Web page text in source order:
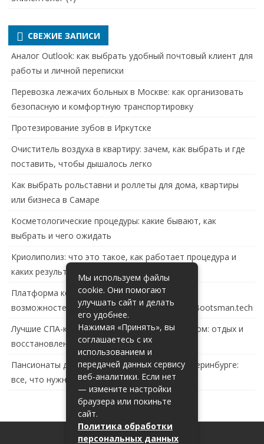
СВЕЖИЕ ЗАПИСИ
Аналог Outlook: как выбрать удобный почтовый клиент для
работы и личной переписки
Перевозка лежачих больных в Москве: как организовать
безопасную и комфортную транспортировку
Протезирование зубов в Иркутске
Очиститель воздуха в квартиру: зачем, как выбрать и где
поставить, чтобы дышалось легко
Как выбрать рольставни и роллеты для дома, квартиры
или бизнеса в Самаре
Косметологические процедуры: какие бывают, как
выбрать и чего ожидать
Криолиполиз: что это такое, как работает процедура и
каких результатов ждать
Платформа контейнеризации в России: обзор
возможностей и перспектив развития сайта Bootsman.tech
Лучшие СПА-комплексы в Тольятти с бассейном: отдых и
восстановление за городом
Пансионаты для пожилых с деменцией в Екатеринбурге:
все, что нужно знать
Мы используем файлы
cookie. Они помогают
улучшать сайт и делать
его удобнее.
Нажимая «Принять», вы
соглашаетесь с их
использованием и
передачей данных сервису
веб-аналитики. Если нет
— измените настройки
браузера или покиньте
сайт.
Политика обработки
персональных данных